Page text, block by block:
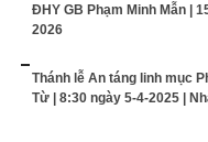
ĐHY GB Phạm Minh Mẫn |
2026
Thánh lễ An táng linh mục
Từ | 8:30 ngày 5-4-2025 |